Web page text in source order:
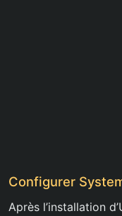
Configurer
Après l’installation